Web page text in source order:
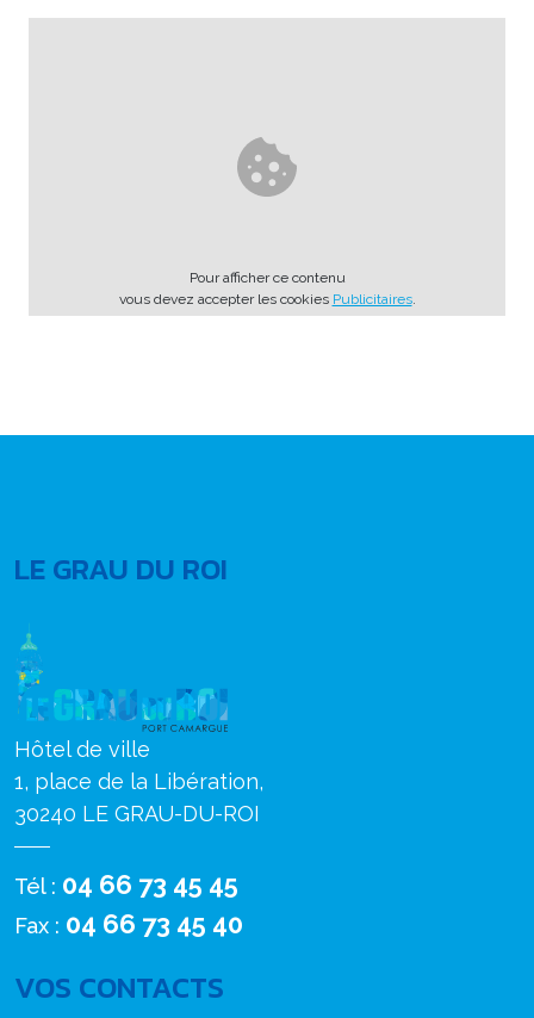
Pour afficher ce contenu
vous devez accepter les cookies Publicitaires.
LE GRAU DU ROI
Hôtel de ville
1, place de la Libération,
30240 LE GRAU-DU-ROI
Tél : 04 66 73 45 45
Fax : 04 66 73 45 40
VOS CONTACTS